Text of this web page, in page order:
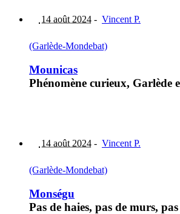
14 août 2024 - Vincent P.
(Garlède-Mondebat)
Mounicas
Phénomène curieux, Garlède
14 août 2024 - Vincent P.
(Garlède-Mondebat)
Monségu
Pas de haies, pas de murs,